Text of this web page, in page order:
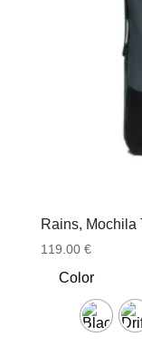
Rains, Mochila
119.00 €
Color